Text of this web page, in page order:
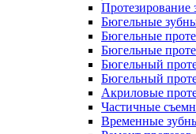
Протезирование
Бюгельные
Бюгельные
Бюгельные
Бюгельный
Бюгельный
Акриловые
Частичные
Временные